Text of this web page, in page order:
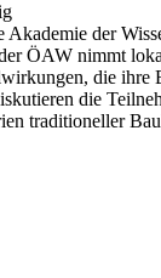
Akademie der
ÖAW nimmt
die ihre
die
traditioneller